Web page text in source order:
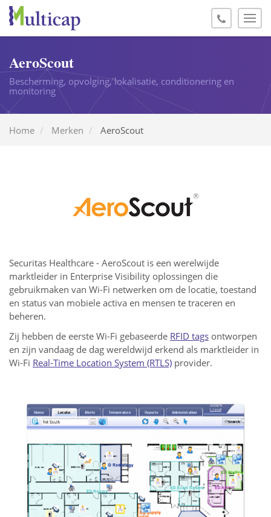
AeroScout
Bescherming, opvolging, lokalisatie, conditionering en
monitoring
Home Merken AeroScout
Securitas Healthcare - AeroScout is een werelwijde
marktleider in Enterprise Visibility oplossingen die
gebruikmaken van Wi-Fi netwerken om de locatie, toestand
en status van mobiele activa en mensen te traceren en
beheren.
Zij hebben de eerste Wi-Fi gebaseerde RFID tags ontworpen
en zijn vandaag de dag wereldwijd erkend als marktleider in
Wi-Fi Real-Time Location System (RTLS) provider.